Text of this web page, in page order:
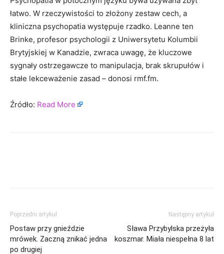
łatwo. W rzeczywistości to złożony zestaw cech, a
kliniczna psychopatia występuje rzadko. Leanne ten
Brinke, profesor psychologii z Uniwersytetu Kolumbii
Brytyjskiej w Kanadzie, zwraca uwagę, że kluczowe
sygnały ostrzegawcze to manipulacja, brak skrupułów i
stałe lekceważenie zasad – donosi rmf.fm.
Źródło: Read More
Poprzedni artykuł
Postaw przy gnieździe
mrówek. Zaczną znikać jedna
po drugiej
Następny artykuł
Sława Przybylska przeżyła
koszmar. Miała niespełna 8 lat